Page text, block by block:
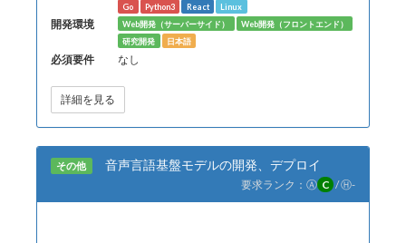
開発環境
Go Python3 React
Linux
Web開発（サーバーサイド）
Web開発（フロントエンド）
研究開発
日本語
必須要件 なし
詳細を見る
その他 音声言語基盤モデルの開発、デプロイ
要求ランク： Ⓐ C /Ⓗ-